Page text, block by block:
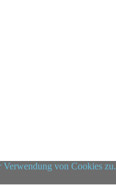
Verwendung von Cookies zu.